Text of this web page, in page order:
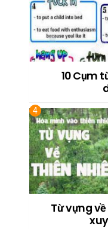
10 Cụm
Từ vựng